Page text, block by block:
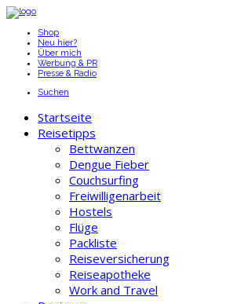
Shop
Neu hier?
Über mich
Werbung & PR
Presse & Radio
Suchen
Startseite
Reisetipps
Bettwanzen
Dengue Fieber
Couchsurfing
Freiwilligenarbeit
Hostels
Flüge
Packliste
Reiseversicherung
Reiseapotheke
Work and Travel